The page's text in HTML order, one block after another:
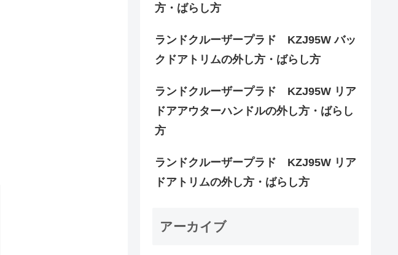
方・ばらし方
ランドクルーザープラド KZJ95W バッ
クドアトリムの外し方・ばらし方
ランドクルーザープラド KZJ95W リア
ドアアウターハンドルの外し方・ばらし
方
ランドクルーザープラド KZJ95W リア
ドアトリムの外し方・ばらし方
アーカイブ